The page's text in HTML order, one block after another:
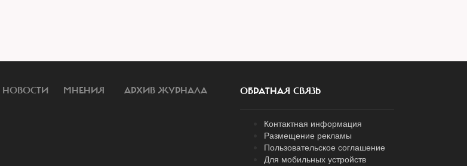
НОВОСТИ МНЕНИЯ АРХИВ ЖУРНАЛА ОБРАТНАЯ СВЯЗЬ
Контактная информация
Размещение рекламы
Пользовательское соглашение
Для мобильных устройств